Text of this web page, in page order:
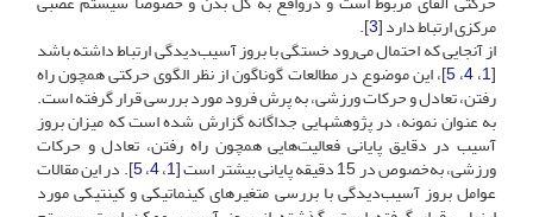
مرکزی ارتباط دارد [3
].
از آنجایی که احتمال می‌رود خستگی با بروز آسیب‌دیدگی ارتباط داشته باشد
[
1،4،5]، این موضوع در مطالعات گوناگون از نظر الگوی حرکتی همچون راه
رفتن، تعادل و حرکات ورزشی، به پرش فرود مورد بررسی قرار گرفته است.
به عنوان نمونه، در پژوهش‏هایی جداگانه گزارش شده است که میزان بروز
آسیب در دقایق پایانی فعالیت‌هایی همچون راه رفتن، تعادل و حرکات
ورزشی، به‌خصوص در 15 دقیقه پایانی بیشتر است [ 1،4،5]. در این مقالات
عوامل بروز آسیب‌دیدگی با بررسی متغیرهای کینماتیکی و کینتیکی مورد